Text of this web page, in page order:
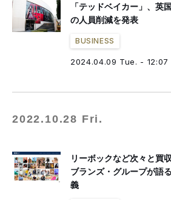
「テッドベイカー」、英
の人員削減を発表
BUSINESS
2024.04.09 Tue. - 12:07
2022.10.28 Fri.
リーボックなど次々と買
ブランズ・グループが語
義